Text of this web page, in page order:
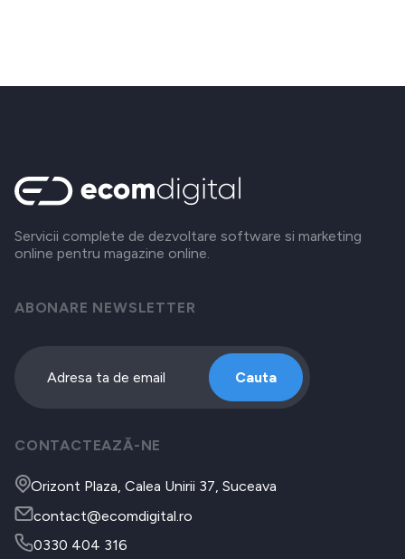
Servicii complete de dezvoltare software si marketing
online pentru magazine online.
ABONARE NEWSLETTER
Cauta
CONTACTEAZĂ-NE
Orizont Plaza, Calea Unirii 37, Suceava
contact@ecomdigital.ro
0330 404 316